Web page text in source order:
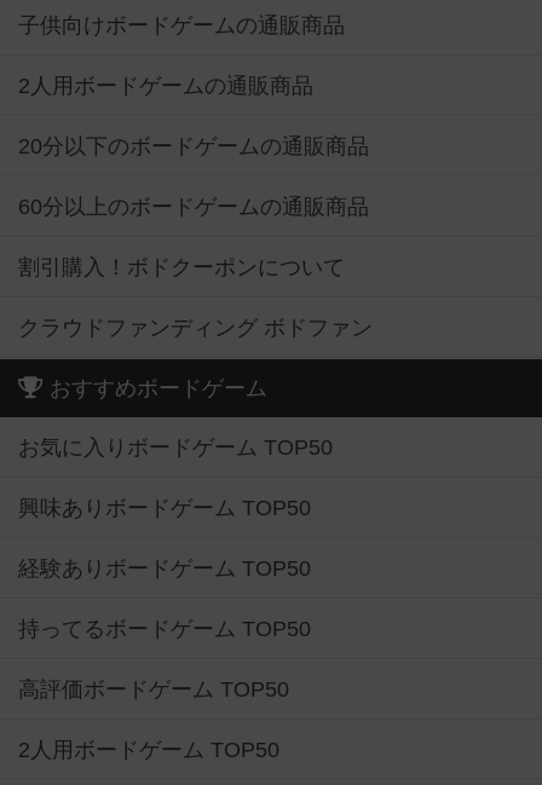
子供向けボードゲームの通販商品
2人用ボードゲームの通販商品
20分以下のボードゲームの通販商品
60分以上のボードゲームの通販商品
割引購入！ボドクーポンについて
クラウドファンディング ボドファン
おすすめボードゲーム
お気に入りボードゲーム TOP50
興味ありボードゲーム TOP50
経験ありボードゲーム TOP50
持ってるボードゲーム TOP50
高評価ボードゲーム TOP50
2人用ボードゲーム TOP50